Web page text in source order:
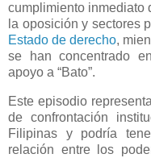
cumplimiento inmediato
la oposición y sectores
Estado de derecho,
se han concentrado
apoyo a “Bato”.
Este episodio
de confrontación
Filipinas y podría
relación entre los